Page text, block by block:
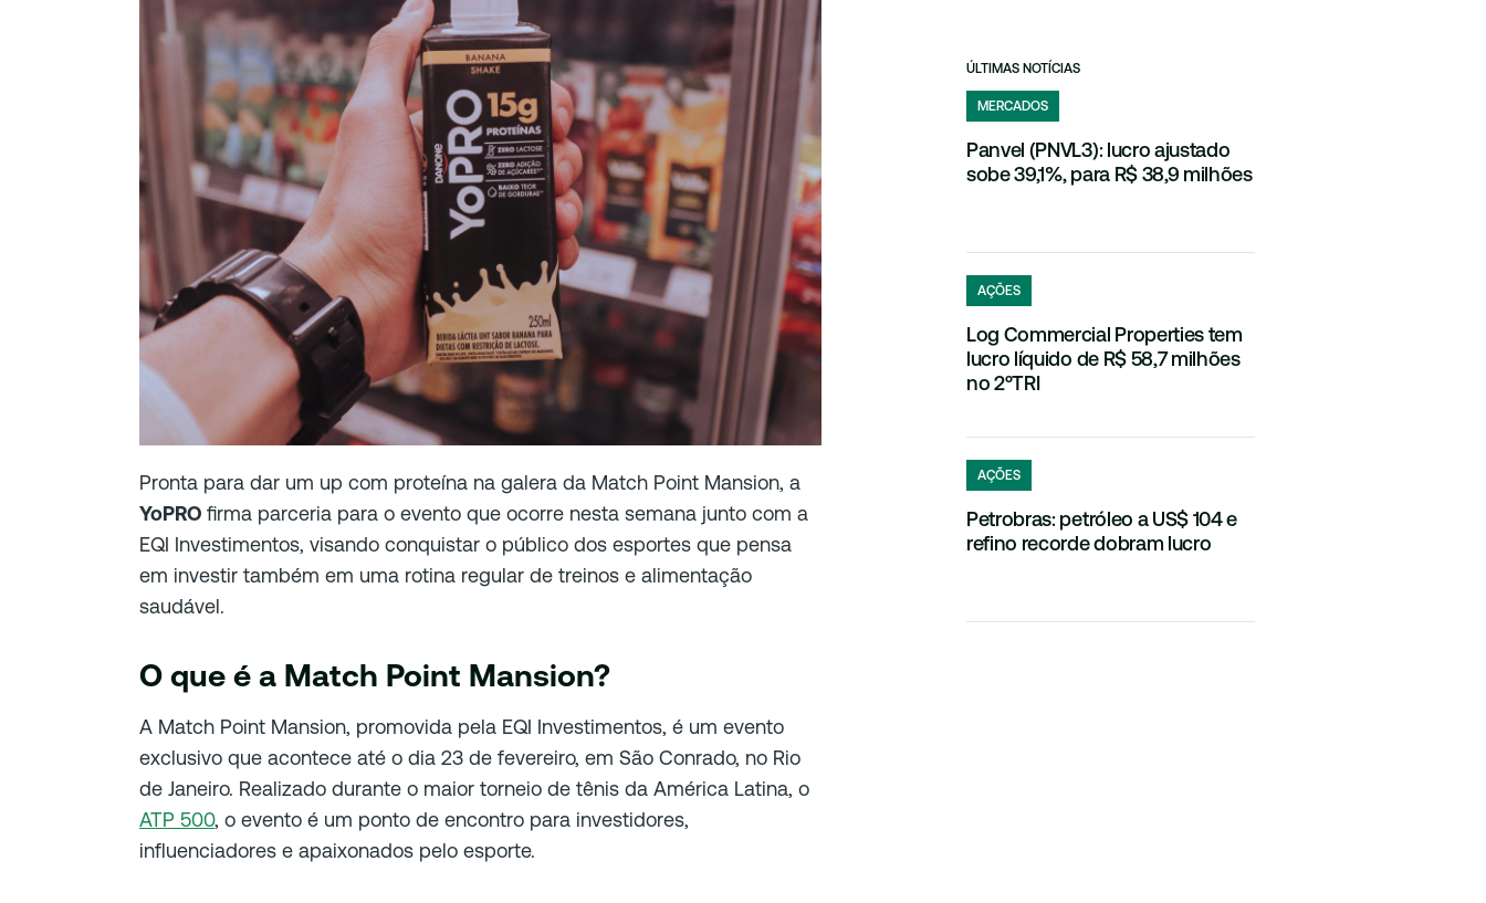
Pronta para dar um up com proteína na galera da Match Point Mansion, a
YoPRO firma parceria para o evento que ocorre nesta semana junto com a
EQI Investimentos, visando conquistar o público dos esportes que pensa
em investir também em uma rotina regular de treinos e alimentação
saudável.
O que é a Match Point Mansion?
A Match Point Mansion, promovida pela EQI Investimentos, é um evento
exclusivo que acontece até o dia 23 de fevereiro, em São Conrado, no Rio
de Janeiro. Realizado durante o maior torneio de tênis da América Latina, o
ATP 500, o evento é um ponto de encontro para investidores,
influenciadores e apaixonados pelo esporte.
ÚLTIMAS NOTÍCIAS
MERCADOS
Panvel (PNVL3): lucro ajustado
sobe 39,1%, para R$ 38,9 milhões
AÇÕES
Log Commercial Properties tem
lucro líquido de R$ 58,7 milhões
no 2ºTRI
AÇÕES
Petrobras: petróleo a US$ 104 e
refino recorde dobram lucro